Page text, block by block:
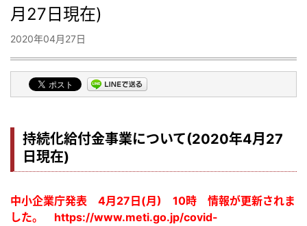
月27日現在)
2020年04月27日
持続化給付金事業について(2020年4月27
日現在)
中小企業庁発表 4月27日(月) 10時 情報が更新されま
した。 https://www.meti.go.jp/covid-